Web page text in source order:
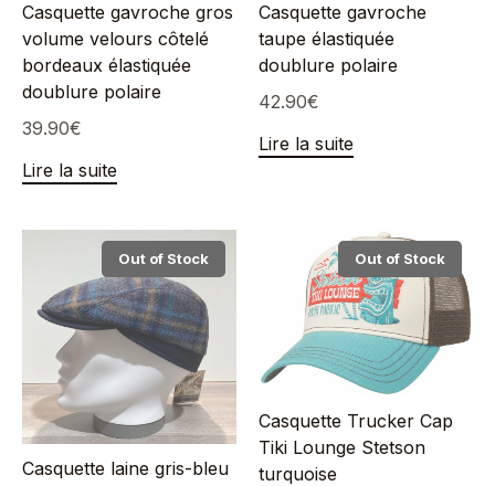
Casquette gavroche gros
volume velours côtelé
bordeaux élastiquée
doublure polaire
39.90€
Lire la suite
Casquette gavroche
taupe élastiquée
doublure polaire
42.90€
Lire la suite
Out of Stock
Casquette laine gris-bleu
Out of Stock
Casquette Trucker Cap
Tiki Lounge Stetson
turquoise